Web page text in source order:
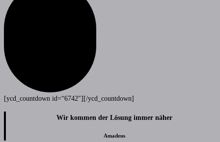
[ycd_countdown id=“6742″][/ycd_countdown]
Wir kommen der Lösung immer näher
Amadeus